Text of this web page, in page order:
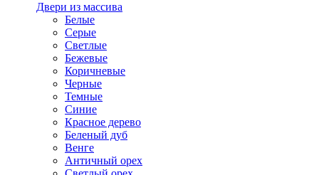
Двери из массива
Белые
Серые
Светлые
Бежевые
Коричневые
Черные
Темные
Синие
Красное дерево
Беленый дуб
Венге
Античный орех